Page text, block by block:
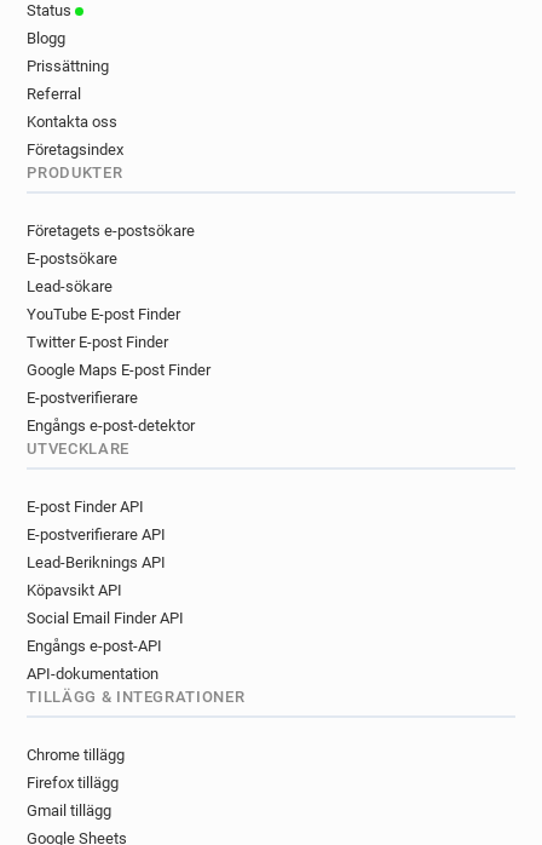
Status
Blogg
Prissättning
Referral
Kontakta oss
Företagsindex
PRODUKTER
Företagets e-postsökare
E-postsökare
Lead-sökare
YouTube E-post Finder
Twitter E-post Finder
Google Maps E-post Finder
E-postverifierare
Engångs e-post-detektor
UTVECKLARE
E-post Finder API
E-postverifierare API
Lead-Beriknings API
Köpavsikt API
Social Email Finder API
Engångs e-post-API
API-dokumentation
TILLÄGG & INTEGRATIONER
Chrome tillägg
Firefox tillägg
Gmail tillägg
Google Sheets